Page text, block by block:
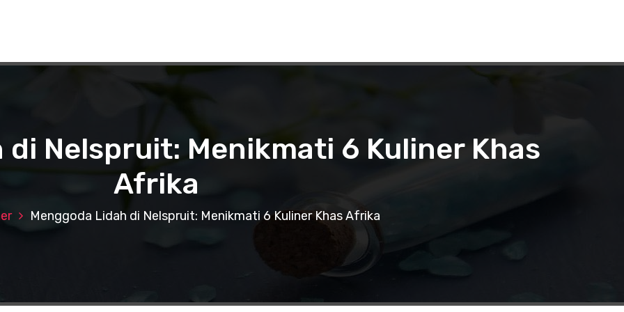
di Nelspruit: Menikmati 6 Kuliner Khas
Afrika
Menggoda Lidah di Nelspruit: Menikmati 6 Kuliner Khas Afrika